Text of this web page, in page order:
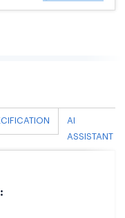
AI
ASSISTANT